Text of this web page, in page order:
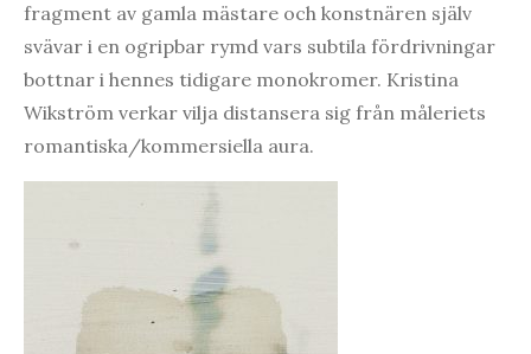
fragment av gamla mästare och konstnären själv
svävar i en ogripbar rymd vars subtila fördrivningar
bottnar i hennes tidigare monokromer. Kristina
Wikström verkar vilja distansera sig från måleriets
romantiska/kommersiella aura.